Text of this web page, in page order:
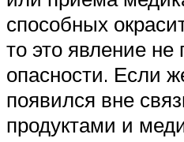
способных
то это явление не
опасности. Если
появился вне
продуктами и